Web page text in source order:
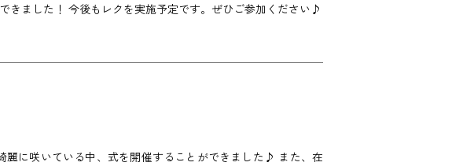
きました！ 今後もレクを実施予定です。ぜひご参加ください♪
に咲いている中、式を開催することができました♪ また、在